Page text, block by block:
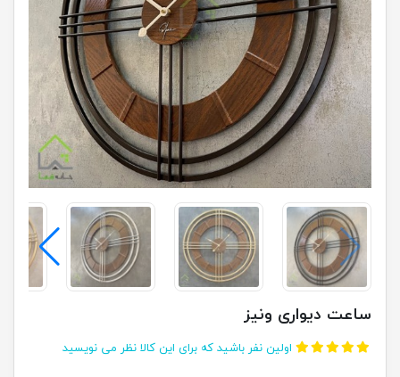
ساعت دیواری ونیز
اولین نفر باشید که برای این کالا نظر می نویسید